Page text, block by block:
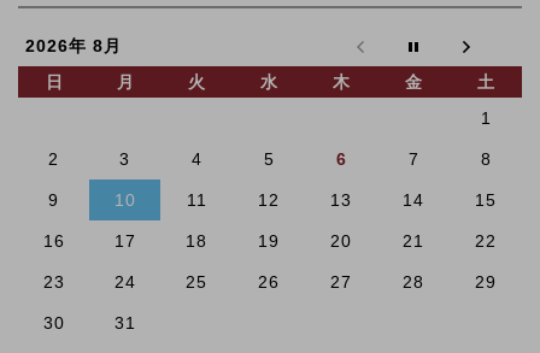
2026年 8月
日
月 火 水 木 金
土
1
2 3 4 5 6 7 8
9 10 11 12 13 14 15
16 17 18 19 20 21 22
23 24 25 26 27 28 29
30 31